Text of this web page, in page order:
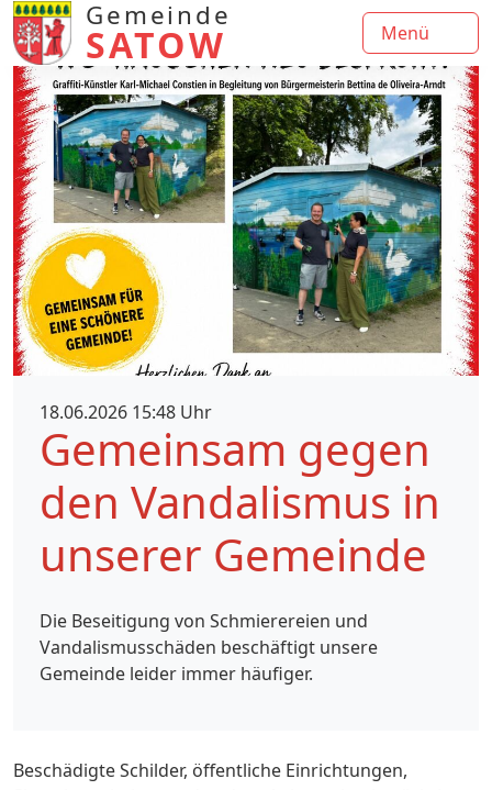
Gemeinde
SATOW Menü
18.06.2026 15:48 Uhr
Gemeinsam gegen
den Vandalismus in
unserer Gemeinde
Die Beseitigung von Schmierereien und
Vandalismusschäden beschäftigt unsere
Gemeinde leider immer häufiger.
Beschädigte Schilder, öffentliche Einrichtungen,